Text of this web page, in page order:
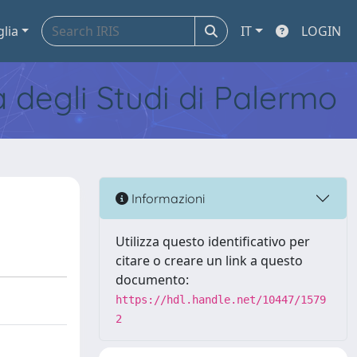
IT LOGIN
Studi di Palermo
Informazioni
Utilizza questo identificativo per
citare o creare un link a questo
documento:
https://hdl.handle.net/10447/1579
2